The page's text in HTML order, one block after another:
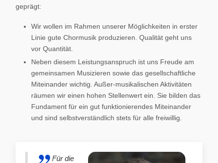
geprägt:
Wir wollen im Rahmen unserer Möglichkeiten in erster
Linie gute Chormusik produzieren. Qualität geht uns
vor Quantität.
Neben diesem Leistungsanspruch ist uns Freude am
gemeinsamen Musizieren sowie das gesellschaftliche
Miteinander wichtig. Außer-musikalischen Aktivitäten
räumen wir einen hohen Stellenwert ein. Sie bilden das
Fundament für ein gut funktionierendes Miteinander
und sind selbstverständlich stets für alle freiwillig.
Für die